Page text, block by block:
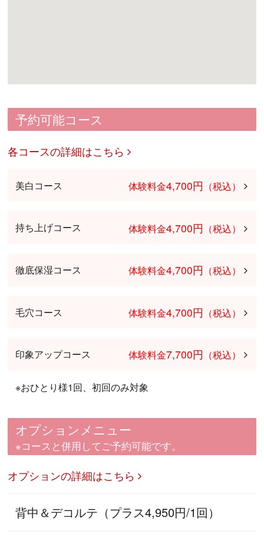
予約可能コース
各コースの詳細はこちら
美白コース 体験料金4,700円 （税込）
持ち上げコース 体験料金4,700円 （税込）
徹底保湿コース 体験料金4,700円 （税込）
毛穴コース 体験料金4,700円 （税込）
印象アップコース 体験料金7,700円 （税込）
※おひとり様1回、初回のみ対象
オプションメニュー
※コースと併用してご予約可能です。
オプションの詳細はこちら
背中＆デコルテ（プラス4,950円/1回）